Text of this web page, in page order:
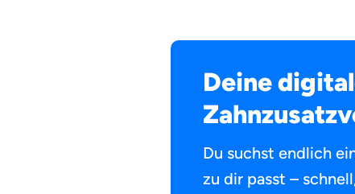
Deine
Du suchst endlich
zu dir passt –